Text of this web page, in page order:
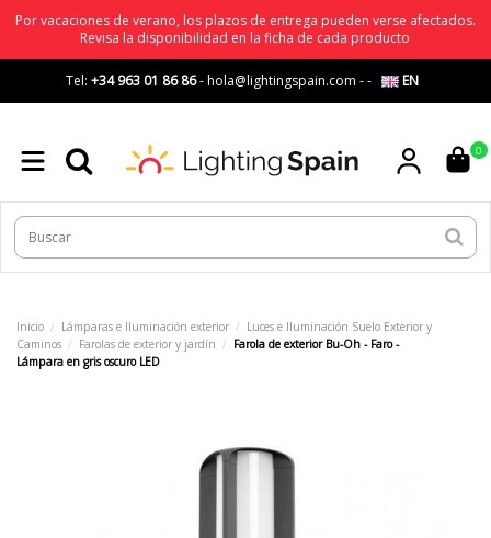
Por vacaciones de verano, los plazos de entrega pueden verse afectados.
Revisa la disponibilidad en la ficha de cada producto
Tel: +34 963 01 86 86-hola@lightingspain.com -- EN
0
Inicio Lámparas e Iluminación exterior
Luces e Iluminación Suelo Exterior y
Caminos
Farolas de exterior y jardín
Farola de exterior Bu-Oh - Faro -
Lámpara en gris oscuro LED